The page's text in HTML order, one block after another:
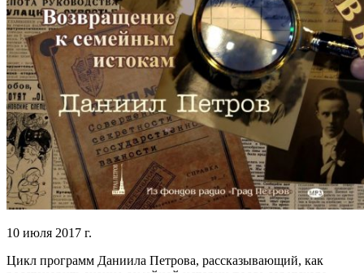
10 июля 2017 г.
Цикл программ Даниила Петрова, рассказывающий, как